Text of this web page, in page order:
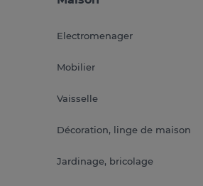
Electromenager
Mobilier
Vaisselle
Décoration, linge de maison
Jardinage, bricolage